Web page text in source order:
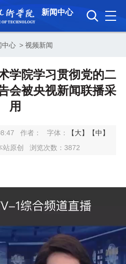
新闻中心
中心 > 视频新闻
学院学习贯彻党的二
会被央视新闻联播采
用
作者： 字体： 【大】
【中】
站原创 浏览次数： 3872